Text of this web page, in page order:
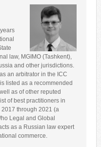
law, MGIMO (Tashkent),
and other jurisdictions.
an arbitrator in the ICC
listed as a recommended
as of other reputed
of best practitioners in
through 2021 (a
Legal and Global
as a Russian law expert
commerce.